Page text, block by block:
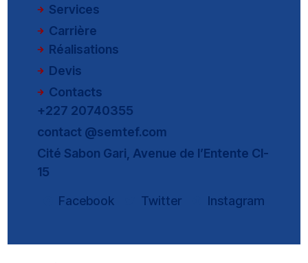
Services
Carrière
Réalisations
Devis
Contacts
+227 20740355
contact @semtef.com
Cité Sabon Gari, Avenue de l’Entente CI-
15
Facebook
Twitter Instagram